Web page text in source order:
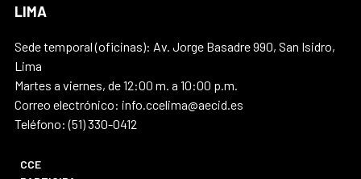
LIMA
Sede temporal (oficinas): Av. Jorge Basadre 990, San Isidro,
Lima
Martes a viernes, de 12:00 m. a 10:00 p.m.
Correo electrónico: info.ccelima@aecid.es
Teléfono: (51) 330-0412
CCE